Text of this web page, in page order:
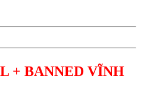
+ BANNED VĨNH